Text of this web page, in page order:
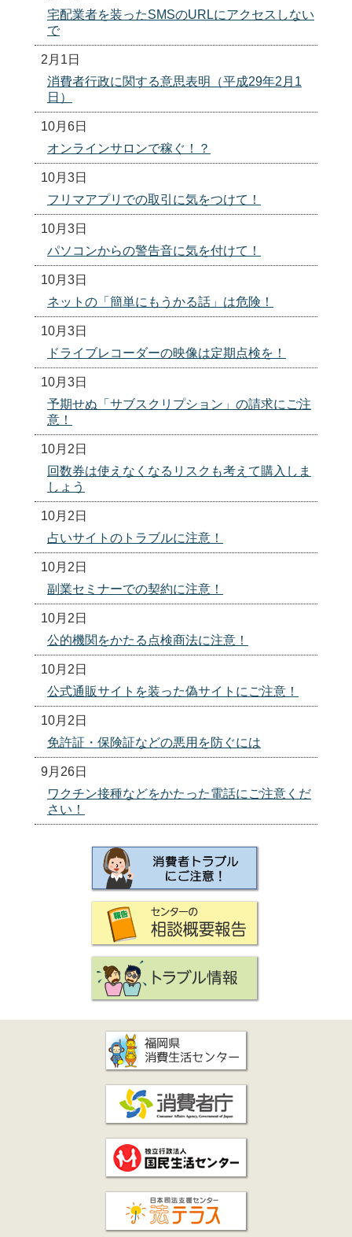
宅配業者を装ったSMSのURLにアクセスしない
で
2月1日
消費者行政に関する意思表明（平成29年2月1
日）
10月6日
オンラインサロンで稼ぐ！？
10月3日
フリマアプリでの取引に気をつけて！
10月3日
パソコンからの警告音に気を付けて！
10月3日
ネットの「簡単にもうかる話」は危険！
10月3日
ドライブレコーダーの映像は定期点検を！
10月3日
予期せぬ「サブスクリプション」の請求にご注
意！
10月2日
回数券は使えなくなるリスクも考えて購入しま
しょう
10月2日
占いサイトのトラブルに注意！
10月2日
副業セミナーでの契約に注意！
10月2日
公的機関をかたる点検商法に注意！
10月2日
公式通販サイトを装った偽サイトにご注意！
10月2日
免許証・保険証などの悪用を防ぐには
9月26日
ワクチン接種などをかたった電話にご注意くだ
さい！